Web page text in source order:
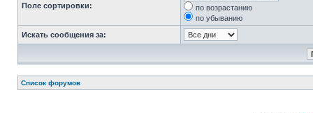
Поле сортировки:
по возрастанию
по убыванию
Искать сообщения за:
Список форумов